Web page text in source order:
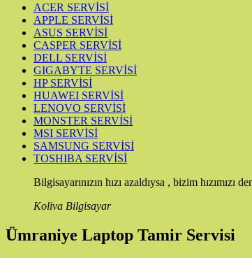
ACER SERVİSİ
APPLE SERVİSİ
ASUS SERVİSİ
CASPER SERVİSİ
DELL SERVİSİ
GIGABYTE SERVİSİ
HP SERVİSİ
HUAWEI SERVİSİ
LENOVO SERVİSİ
MONSTER SERVİSİ
MSI SERVİSİ
SAMSUNG SERVİSİ
TOSHIBA SERVİSİ
Bilgisayarınızın hızı azaldıysa , bizim hızımızı
Koliva Bilgisayar
Ümraniye Laptop Tamir Servisi